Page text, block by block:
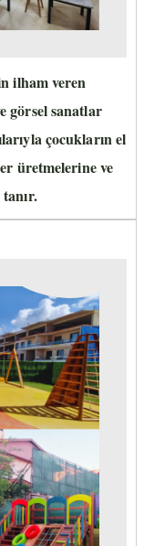
ilham veren
görsel sanatlar
çocukların el
üretmelerine ve